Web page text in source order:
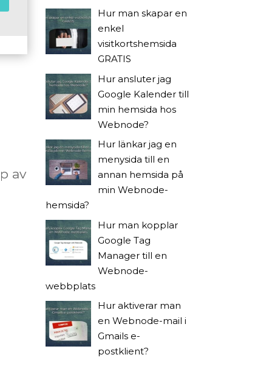
av
Hur man skapar en
enkel
visitkortshemsida
GRATIS
Hur ansluter jag
Google Kalender till
min hemsida hos
Webnode?
Hur länkar jag en
menysida till en
annan hemsida på
min Webnode-
hemsida?
Hur man kopplar
Google Tag
Manager till en
Webnode-
webbplats
Hur aktiverar man
en Webnode-mail i
Gmails e-
postklient?